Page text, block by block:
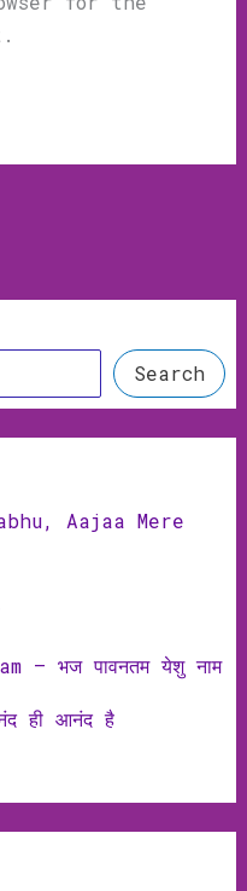
Search
Aajaa Mere
– भज पावनतम येशु नाम
ही आनंद है